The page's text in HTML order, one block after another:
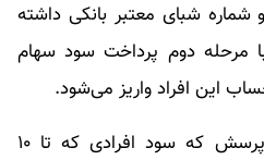
شبای معتبر بانکی داشته
مرحله دوم پرداخت سود سهام
باغستانی در پاسخ به این پرسش که سود افرادی که تا ۱۰